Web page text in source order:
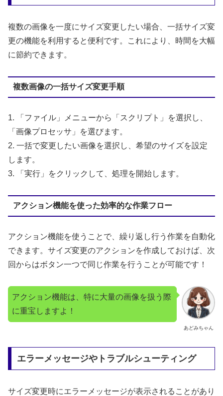
複数の画像を一度にサイズ変更したい場合、一括サイズ変
更の機能を利用すると便利です。これにより、時間を大幅
に節約できます。
複数画像の一括サイズ変更手順
1. 「ファイル」メニューから「スクリプト」を選択し、
「画像プロセッサ」を選びます。
2. 一括で変更したい画像を選択し、希望のサイズを設定
します。
3. 「実行」をクリックして、処理を開始します。
アクション機能を使った効率的な作業フロー
アクション機能を使うことで、繰り返し行う作業を自動化
できます。サイズ変更のアクションを作成しておけば、次
回からはボタン一つで同じ作業を行うことが可能です！
あどみちゃん
アクション機能は、特に大量の画像を扱う際
に重宝しますよ！
エラーメッセージやトラブルシューティング
サイズ変更時にエラーメッセージが表示されることがあり